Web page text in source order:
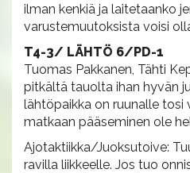
ilman kenkiä ja laitetaanko
varustemuutoksista voisi
T4-3/ LÄHTÖ 6/PD-1
Tuomas Pakkanen, Tähti
pitkältä tauolta ihan hyvän
lähtöpaikka on ruunalle tosi
matkaan pääseminen ole
Ajotaktiikka/Juoksutoive:
ravilla liikkeelle. Jos tuo